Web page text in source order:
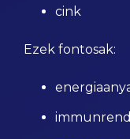
cink
Ezek fontosak: